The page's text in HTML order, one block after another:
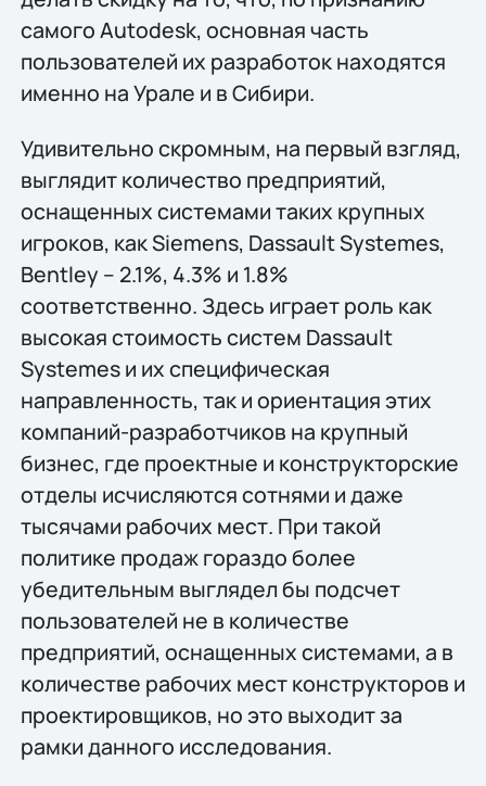
самого Autodesk, основная часть
пользователей их разработок находятся
именно на Урале и в Сибири.
Удивительно скромным, на первый взгляд,
выглядит количество предприятий,
оснащенных системами таких крупных
игроков, как Siemens, Dassault Systemes,
Bentley – 2.1%, 4.3% и 1.8%
соответственно. Здесь играет роль как
высокая стоимость систем Dassault
Systemes и их специфическая
направленность, так и ориентация этих
компаний-разработчиков на крупный
бизнес, где проектные и конструкторские
отделы исчисляются сотнями и даже
тысячами рабочих мест. При такой
политике продаж гораздо более
убедительным выглядел бы подсчет
пользователей не в количестве
предприятий, оснащенных системами, а в
количестве рабочих мест конструкторов и
проектировщиков, но это выходит за
рамки данного исследования.